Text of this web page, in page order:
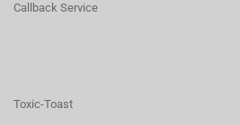
Callback Service
Toxic-Toast